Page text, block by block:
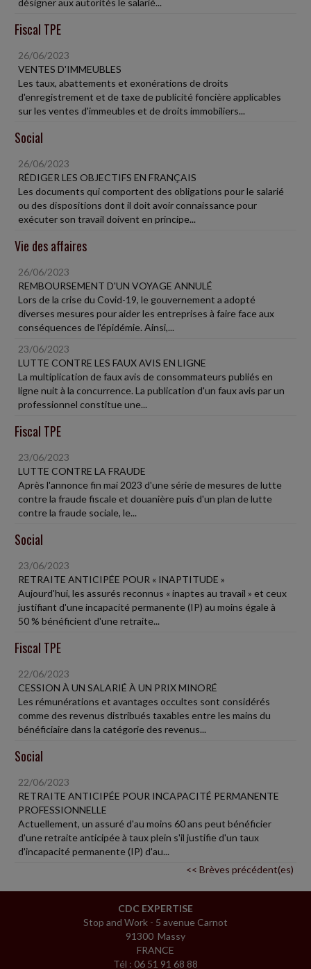
Fiscal TPE
26/06/2023
VENTES D'IMMEUBLES
Les taux, abattements et exonérations de droits
d'enregistrement et de taxe de publicité foncière applicables
sur les ventes d'immeubles et de droits immobiliers...
Social
26/06/2023
RÉDIGER LES OBJECTIFS EN FRANÇAIS
Les documents qui comportent des obligations pour le salarié
ou des dispositions dont il doit avoir connaissance pour
exécuter son travail doivent en principe...
Vie des affaires
26/06/2023
REMBOURSEMENT D'UN VOYAGE ANNULÉ
Lors de la crise du Covid-19, le gouvernement a adopté
diverses mesures pour aider les entreprises à faire face aux
conséquences de l'épidémie. Ainsi,...
23/06/2023
LUTTE CONTRE LES FAUX AVIS EN LIGNE
La multiplication de faux avis de consommateurs publiés en
ligne nuit à la concurrence. La publication d'un faux avis par un
professionnel constitue une...
Fiscal TPE
23/06/2023
LUTTE CONTRE LA FRAUDE
Après l'annonce fin mai 2023 d'une série de mesures de lutte
contre la fraude fiscale et douanière puis d'un plan de lutte
contre la fraude sociale, le...
Social
23/06/2023
RETRAITE ANTICIPÉE POUR « INAPTITUDE »
Aujourd'hui, les assurés reconnus « inaptes au travail » et ceux
justifiant d'une incapacité permanente (IP) au moins égale à
50 % bénéficient d'une retraite...
Fiscal TPE
22/06/2023
CESSION À UN SALARIÉ À UN PRIX MINORÉ
Les rémunérations et avantages occultes sont considérés
comme des revenus distribués taxables entre les mains du
bénéficiaire dans la catégorie des revenus...
Social
22/06/2023
RETRAITE ANTICIPÉE POUR INCAPACITÉ PERMANENTE
PROFESSIONNELLE
Actuellement, un assuré d'au moins 60 ans peut bénéficier
d'une retraite anticipée à taux plein s'il justifie d'un taux
d'incapacité permanente (IP) d'au...
<< Brèves précédent(es)
CDC EXPERTISE
Stop and Work - 5 avenue Carnot
91300 Massy
FRANCE
Tél : 06 51 91 68 88